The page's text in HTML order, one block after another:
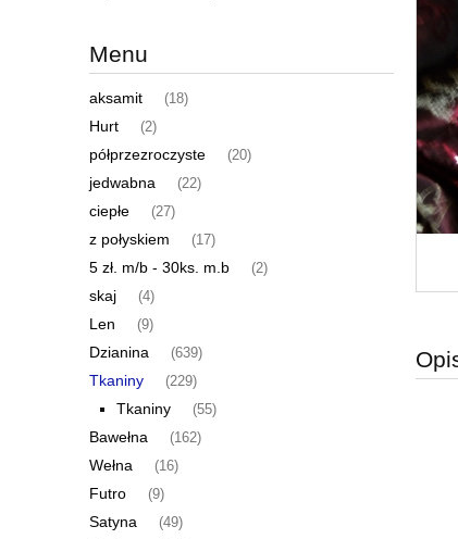
Menu
aksamit (18)
Hurt (2)
półprzezroczyste (20)
jedwabna (22)
ciepłe (27)
z połyskiem (17)
5 zł. m/b - 30ks. m.b (2)
skaj (4)
Len (9)
Dzianina (639)
Tkaniny (229)
Tkaniny (55)
Bawełna (162)
Wełna (16)
Futro (9)
Satyna (49)